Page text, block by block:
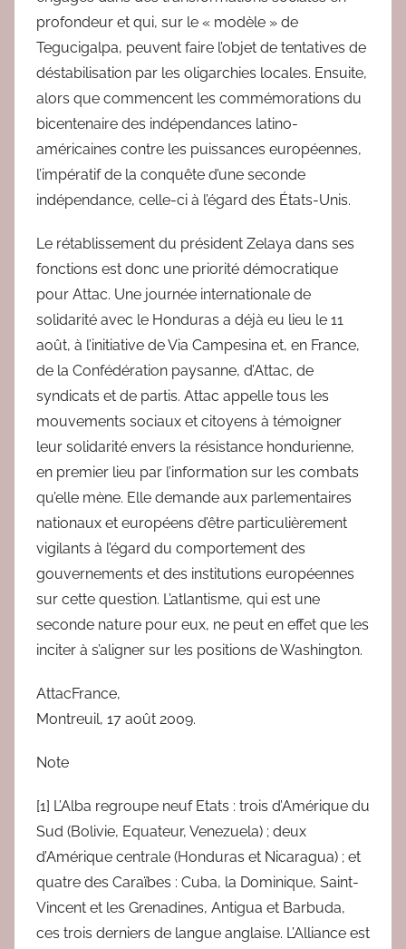
profondeur et qui, sur le « modèle » de
Tegucigalpa, peuvent faire l’objet de tentatives de
déstabilisation par les oligarchies locales. Ensuite,
alors que commencent les commémorations du
bicentenaire des indépendances latino-
américaines contre les puissances européennes,
l’impératif de la conquête d’une seconde
indépendance, celle-ci à l’égard des États-Unis.
Le rétablissement du président Zelaya dans ses
fonctions est donc une priorité démocratique
pour Attac. Une journée internationale de
solidarité avec le Honduras a déjà eu lieu le 11
août, à l’initiative de Via Campesina et, en France,
de la Confédération paysanne, d’Attac, de
syndicats et de partis. Attac appelle tous les
mouvements sociaux et citoyens à témoigner
leur solidarité envers la résistance hondurienne,
en premier lieu par l’information sur les combats
qu’elle mène. Elle demande aux parlementaires
nationaux et européens d’être particulièrement
vigilants à l’égard du comportement des
gouvernements et des institutions européennes
sur cette question. L’atlantisme, qui est une
seconde nature pour eux, ne peut en effet que les
inciter à s’aligner sur les positions de Washington.
AttacFrance,
Montreuil, 17 août 2009.
Note
[1] L’Alba regroupe neuf Etats : trois d’Amérique du
Sud (Bolivie, Equateur, Venezuela) ; deux
d’Amérique centrale (Honduras et Nicaragua) ; et
quatre des Caraïbes : Cuba, la Dominique, Saint-
Vincent et les Grenadines, Antigua et Barbuda,
ces trois derniers de langue anglaise. L’Alliance est